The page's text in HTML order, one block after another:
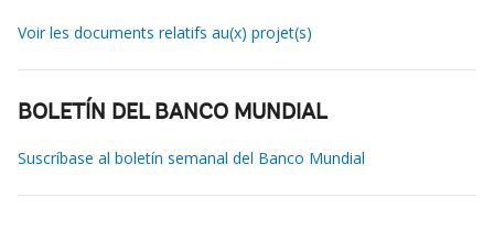
Voir les documents relatifs au(x) projet(s)
BOLETÍN DEL BANCO MUNDIAL
Suscríbase al boletín semanal del Banco Mundial